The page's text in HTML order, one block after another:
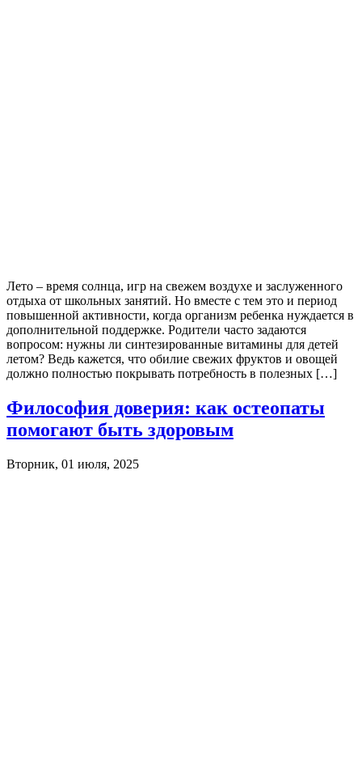
Лето – время солнца, игр на свежем воздухе и заслуженного
отдыха от школьных занятий. Но вместе с тем это и период
повышенной активности, когда организм ребенка нуждается в
дополнительной поддержке. Родители часто задаются
вопросом: нужны ли синтезированные витамины для детей
летом? Ведь кажется, что обилие свежих фруктов и овощей
должно полностью покрывать потребность в полезных […]
Философия доверия: как остеопаты
помогают быть здоровым
Вторник, 01 июля, 2025